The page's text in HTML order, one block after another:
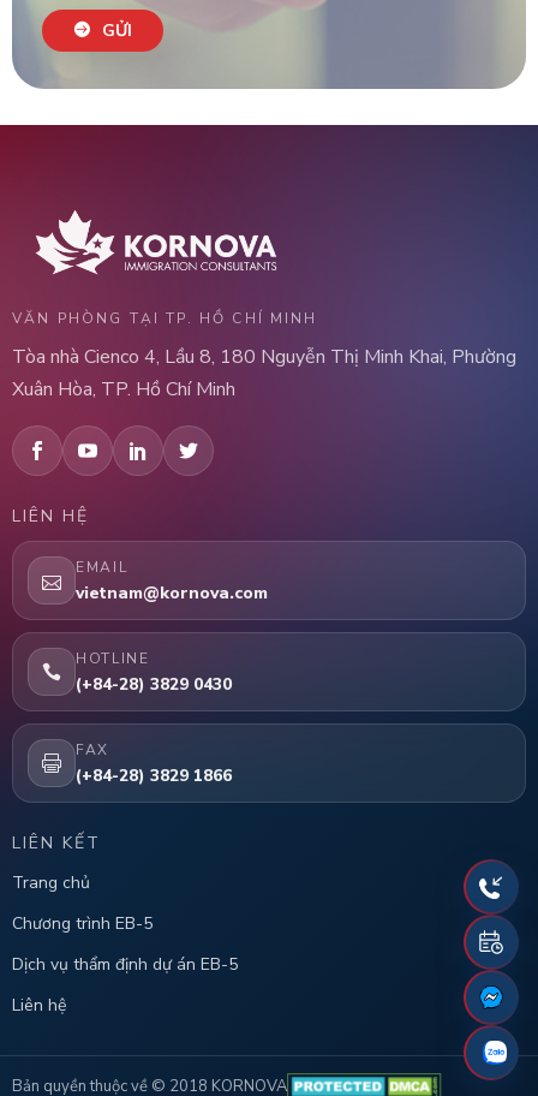
GỬI
VĂN PHÒNG TẠI TP. HỒ CHÍ MINH
Tòa nhà Cienco 4, Lầu 8, 180 Nguyễn Thị Minh Khai, Phường
Xuân Hòa, TP. Hồ Chí Minh
LIÊN HỆ
EMAIL
vietnam@kornova.com
HOTLINE
(+84-28) 3829 0430
FAX
(+84-28) 3829 1866
LIÊN KẾT
Trang chủ
Chương trình EB-5
Dịch vụ thẩm định dự án EB-5
Liên hệ
Bản quyền thuộc về © 2018 KORNOVA